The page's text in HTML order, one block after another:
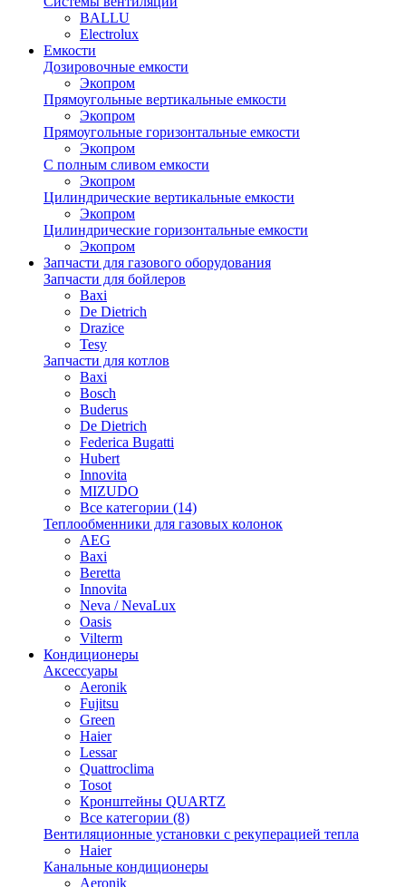
BALLU
Electrolux
Емкости
Дозировочные емкости
Экопром
Прямоугольные вертикальные емкости
Экопром
Прямоугольные горизонтальные емкости
Экопром
С полным сливом емкости
Экопром
Цилиндрические вертикальные емкости
Экопром
Цилиндрические горизонтальные емкости
Экопром
Запчасти для газового оборудования
Запчасти для бойлеров
Baxi
De Dietrich
Drazice
Tesy
Запчасти для котлов
Baxi
Bosch
Buderus
De Dietrich
Federica Bugatti
Hubert
Innovita
MIZUDO
Все категории (14)
Теплообменники для газовых колонок
AEG
Baxi
Beretta
Innovita
Neva / NevaLux
Oasis
Vilterm
Кондиционеры
Аксессуары
Aeronik
Fujitsu
Green
Haier
Lessar
Quattroclima
Tosot
Кронштейны QUARTZ
Все категории (8)
Вентиляционные установки с рекуперацией тепла
Haier
Канальные кондиционеры
Aeronik